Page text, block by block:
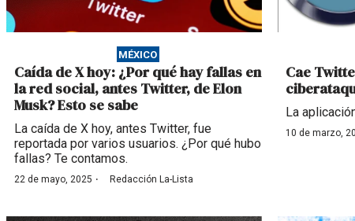
MÉXICO
Caída de X hoy: ¿Por qué hay fallas en
la red social, antes Twitter, de Elon
Musk? Esto se sabe
La caída de X hoy, antes Twitter, fue
reportada por varios usuarios. ¿Por qué hubo
fallas? Te contamos.
22 de mayo, 2025 · Redacción La-Lista
Cae
La
10 de marzo,